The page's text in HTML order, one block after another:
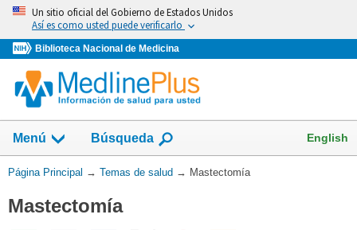
Omita
vaya
al
Contenido
Un sitio oficial del Gobierno de Estados Unidos
Así es como usted puede verificarlo
Biblioteca Nacional de Medicina
Menú
Mostrar
campo
de
Búsqueda English
Usted
aquí:
Página Principal → Temas de salud → Mastectomía
Mastectomía